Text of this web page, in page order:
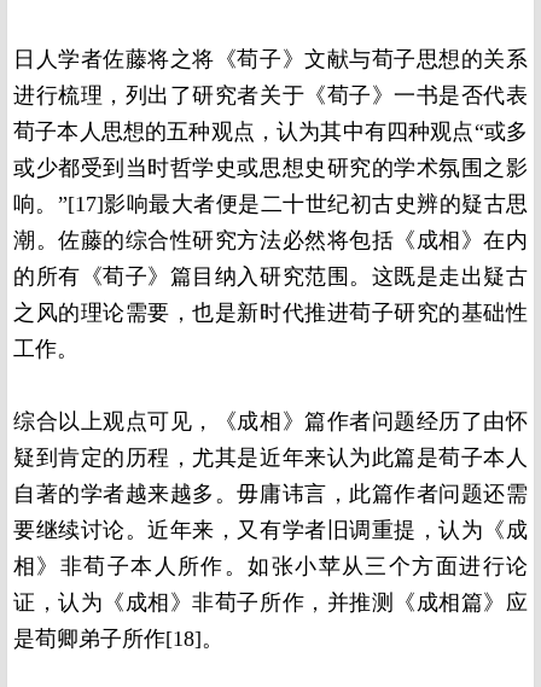
日人学者佐藤将之将《荀子》文献与荀子思想的关系
进行梳理，列出了研究者关于《荀子》一书是否代表
荀子本人思想的五种观点，认为其中有四种观点“或多
或少都受到当时哲学史或思想史研究的学术氛围之影
响。”[17]影响最大者便是二十世纪初古史辨的疑古思
潮。佐藤的综合性研究方法必然将包括《成相》在内
的所有《荀子》篇目纳入研究范围。这既是走出疑古
之风的理论需要，也是新时代推进荀子研究的基础性
工作。
综合以上观点可见，《成相》篇作者问题经历了由怀
疑到肯定的历程，尤其是近年来认为此篇是荀子本人
自著的学者越来越多。毋庸讳言，此篇作者问题还需
要继续讨论。近年来，又有学者旧调重提，认为《成
相》非荀子本人所作。如张小苹从三个方面进行论
证，认为《成相》非荀子所作，并推测《成相篇》应
是荀卿弟子所作[18]。